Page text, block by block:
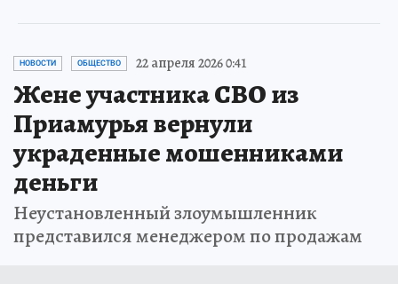
НОВОСТИ ОБЩЕСТВО 22 апреля 2026 0:41
Жене участника СВО из
Приамурья вернули
украденные мошенниками
деньги
Неустановленный злоумышленник
представился менеджером по продажам